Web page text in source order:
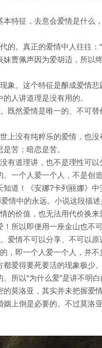
本特征，去意会爱情是什么
的。真正的爱情中人往往
曹佩声因为爱胡适，所以
象。这个特征是酿成爱情
人讲道理是没有用的。
既然爱情是唯一的、不可
上没有纯粹乐的爱情，也
苦；暗恋是苦。
有道理讲，也不是理性可
一个人爱一个人，不是创
知道！《安娜?卡列丽娜》
情中的永远。小说这段描
的价值，也无法用代价换
所以即便用一座金山也不可
爱情不可以分享、不可以原
，即一个人爱一个人，并
爱得要死要活的现象极少
所以“为什么爱”是讲不明白
莫洛亚，其实并未把握爱
上倒是必要的。不过莫洛